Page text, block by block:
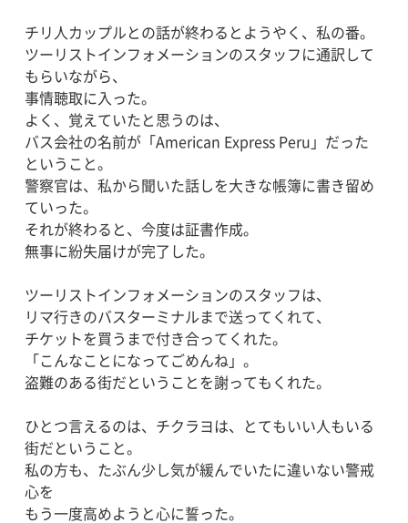
チリ人カップルとの話が終わるとようやく、私の番。
ツーリストインフォメーションのスタッフに通訳して
もらいながら、
事情聴取に入った。
よく、覚えていたと思うのは、
バス会社の名前が「American Express Peru」だった
ということ。
警察官は、私から聞いた話しを大きな帳簿に書き留め
ていった。
それが終わると、今度は証書作成。
無事に紛失届けが完了した。
ツーリストインフォメーションのスタッフは、
リマ行きのバスターミナルまで送ってくれて、
チケットを買うまで付き合ってくれた。
「こんなことになってごめんね」。
盗難のある街だということを謝ってもくれた。
ひとつ言えるのは、チクラヨは、とてもいい人もいる
街だということ。
私の方も、たぶん少し気が緩んでいたに違いない警戒
心を
もう一度高めようと心に誓った。